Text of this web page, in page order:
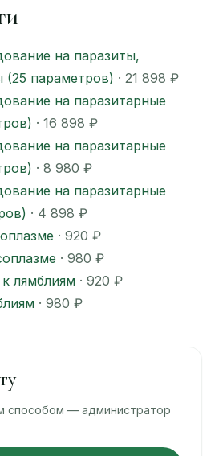
на паразиты,
(25 параметров) · 21 898 ₽
на паразитарные
· 16 898 ₽
на паразитарные
· 8 980 ₽
на паразитарные
· 4 898 ₽
· 920 ₽
· 980 ₽
лямблиям · 920 ₽
· 980 ₽
способом — администратор